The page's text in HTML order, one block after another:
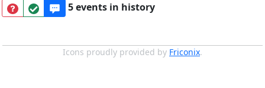
5 events in history
Icons proudly provided by Friconix.